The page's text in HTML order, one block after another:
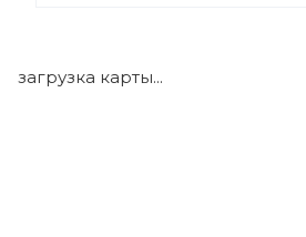
загрузка карты...